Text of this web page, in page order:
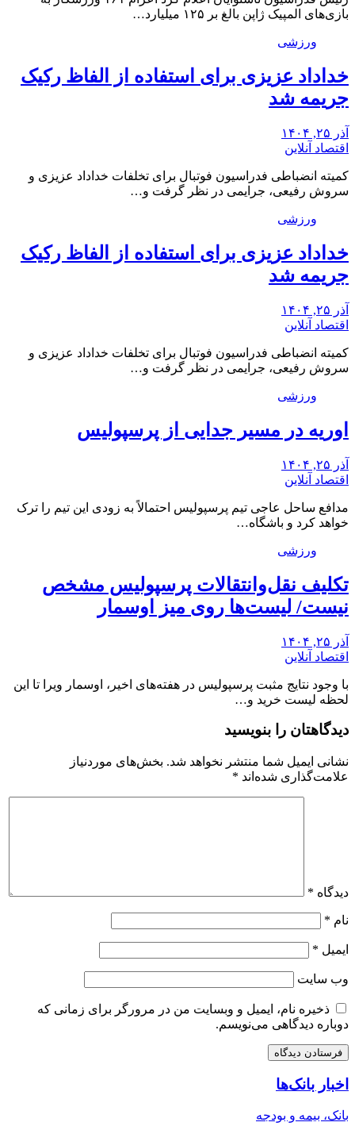
بازی‌های المپیک ژاپن بالغ بر ۱۲۵ میلیارد…
ورزشی
خداداد عزیزی برای استفاده از الفاظ رکیک
جریمه شد
آذر ۲۵, ۱۴۰۴
اقتصاد آنلاین
کمیته انضباطی فدراسیون فوتبال برای تخلفات خداداد عزیزی و
سروش رفیعی، جرایمی در نظر گرفت و…
ورزشی
خداداد عزیزی برای استفاده از الفاظ رکیک
جریمه شد
آذر ۲۵, ۱۴۰۴
اقتصاد آنلاین
کمیته انضباطی فدراسیون فوتبال برای تخلفات خداداد عزیزی و
سروش رفیعی، جرایمی در نظر گرفت و…
ورزشی
اوریه در مسیر جدایی از پرسپولیس
آذر ۲۵, ۱۴۰۴
اقتصاد آنلاین
مدافع ساحل عاجی تیم پرسپولیس احتمالاً به زودی این تیم را ترک
خواهد کرد و باشگاه…
ورزشی
تکلیف نقل‌وانتقالات پرسپولیس مشخص
نیست/ لیست‌ها روی میز اوسمار
آذر ۲۵, ۱۴۰۴
اقتصاد آنلاین
با وجود نتایج مثبت پرسپولیس در هفته‌های اخیر، اوسمار ویرا تا این
لحظه لیست خرید و…
دیدگاهتان را بنویسید
نشانی ایمیل شما منتشر نخواهد شد. بخش‌های موردنیاز
علامت‌گذاری شده‌اند *
دیدگاه *
نام *
ایمیل *
وب‌ سایت
ذخیره نام، ایمیل و وبسایت من در مرورگر برای زمانی که
دوباره دیدگاهی می‌نویسم.
اخبار بانک‌ها
بانک، بیمه و بودجه